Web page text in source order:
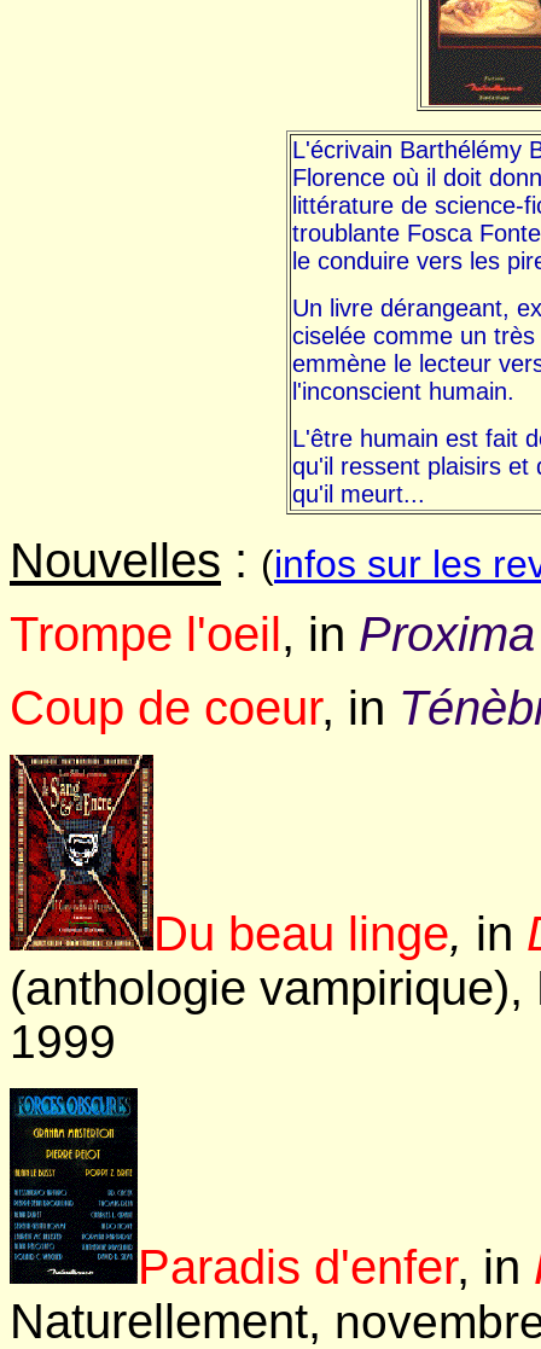
L'écrivain Barthélémy
Florence où il doit
littérature de science-
troublante Fosca
le conduire vers les
Un livre dérangeant,
ciselée comme un
emmène le lecteur
l'inconscient humain.
L'être humain est fait
qu'il ressent plaisirs et
qu'il meurt...
Nouvelles : (infos sur les
Trompe l'oeil, in Proxima
Coup de coeur, in
Du beau linge, in
(anthologie
1999
Paradis d'enfer, in
Naturellement,